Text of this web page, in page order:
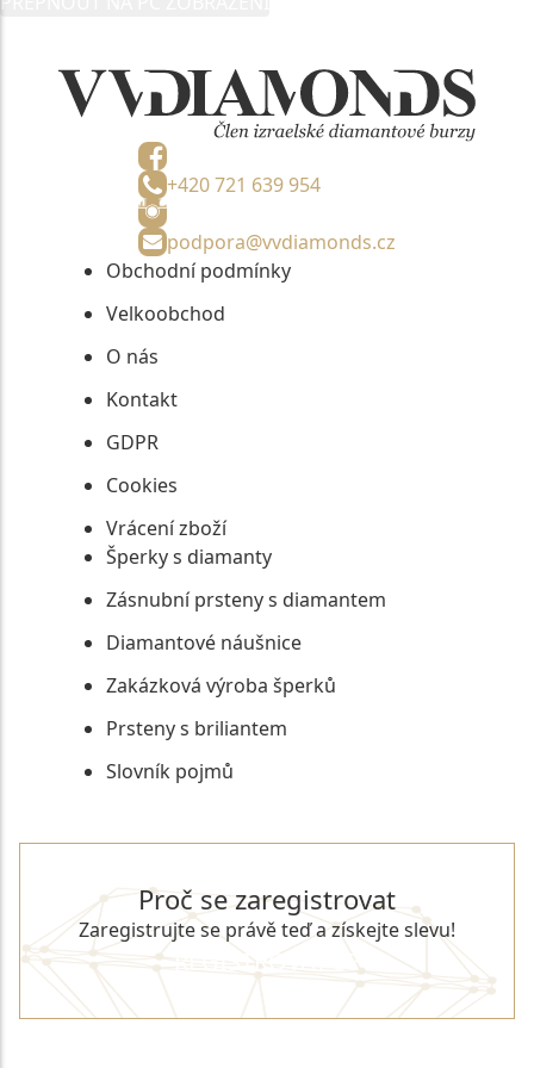
+420 721 639 954
podpora@vvdiamonds.cz
Obchodní podmínky
Velkoobchod
O nás
Kontakt
GDPR
Cookies
Vrácení zboží
Šperky s diamanty
Zásnubní prsteny s diamantem
Diamantové náušnice
Zakázková výroba šperků
Prsteny s briliantem
Slovník pojmů
Proč se zaregistrovat
Zaregistrujte se právě teď a získejte slevu!
REGISTROVAT SE